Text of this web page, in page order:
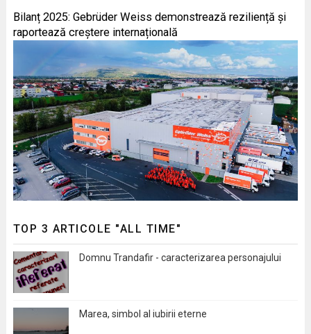
Bilanț 2025: Gebrüder Weiss demonstrează reziliență și
raportează creștere internațională
TOP 3 ARTICOLE "ALL TIME"
Domnu Trandafir - caracterizarea personajului
Marea, simbol al iubirii eterne